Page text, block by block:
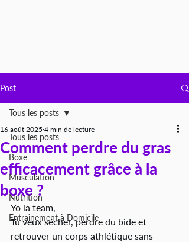
Post
Tous les posts
Boxe
Musculation
Nutrition
Entraînement à Domicile
Tous les posts
Comment perdre du gras
efficacement grâce à la
boxe ?
16 août 2025 4 min de lecture
Yo la team,
Tu veux sécher, perdre du bide et
retrouver un corps athlétique sans